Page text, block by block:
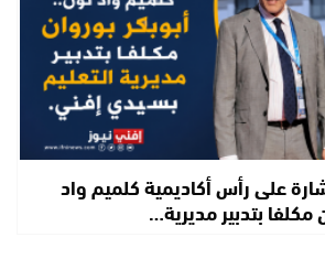
على رأس أكاديمية كلميم واد
مكلفا بتدبير مديرية…